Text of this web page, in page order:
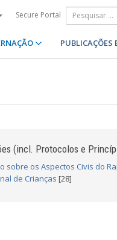
Secure Portal
PUBLICAÇÕES
(incl. Protocolos e
sobre os Aspectos Civis do
de Crianças [28]